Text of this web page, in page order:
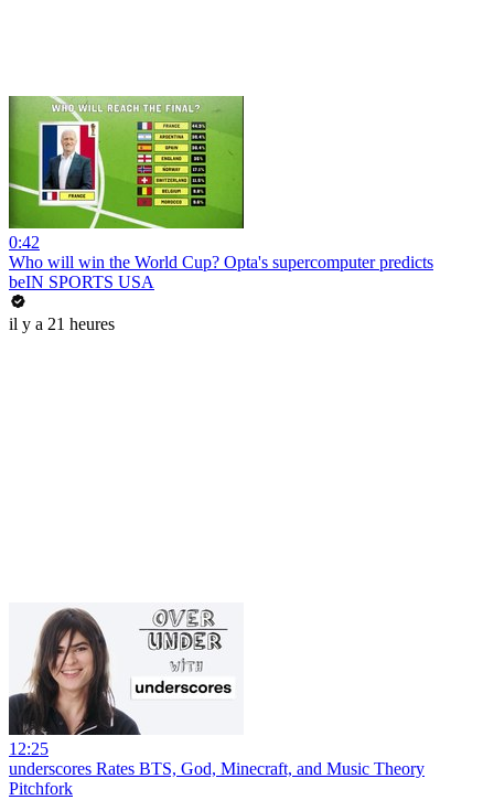
0:42
Who will win the World Cup? Opta's supercomputer predicts
beIN SPORTS USA
il y a 21 heures
12:25
underscores Rates BTS, God, Minecraft, and Music Theory
Pitchfork